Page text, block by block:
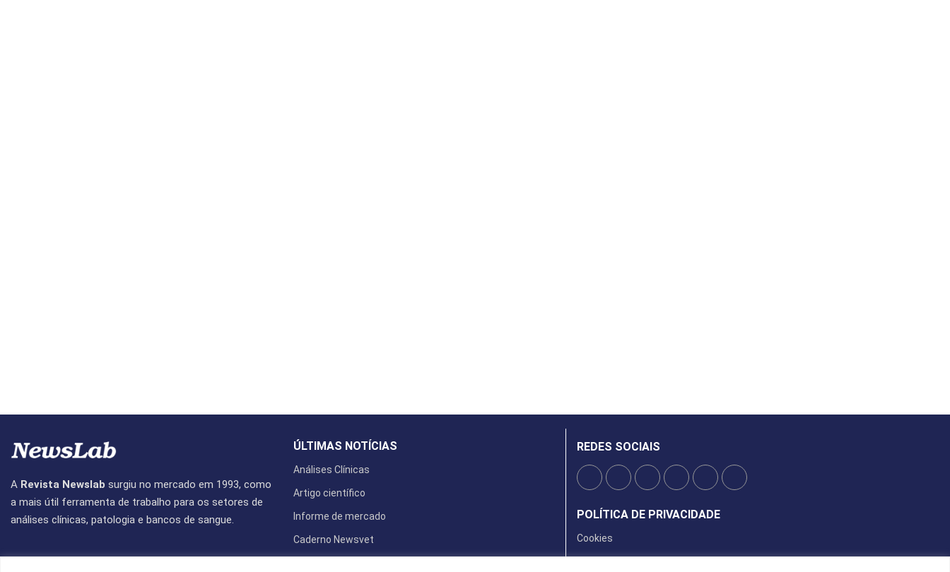
A Revista Newslab surgiu no mercado em 1993, como
a mais útil ferramenta de trabalho para os setores de
análises clínicas, patologia e bancos de sangue.
ÚLTIMAS NOTÍCIAS
Análises Clínicas
Artigo científico
Informe de mercado
Caderno Newsvet
REDES SOCIAIS
POLÍTICA DE PRIVACIDADE
Cookies